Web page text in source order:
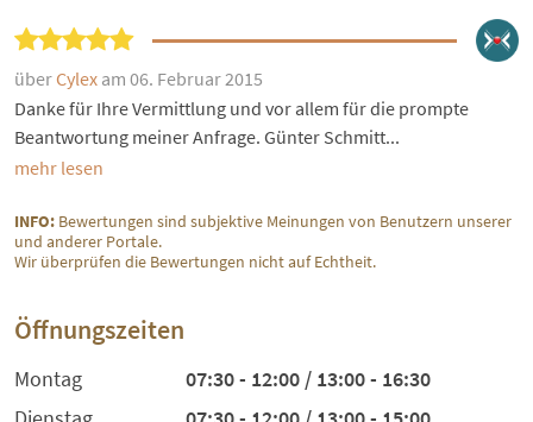
über Cylex am 06. Februar 2015
Danke für Ihre Vermittlung und vor allem für die prompte
Beantwortung meiner Anfrage. Günter Schmitt...
mehr lesen
INFO: Bewertungen sind subjektive Meinungen von Benutzern unserer
und anderer Portale.
Wir überprüfen die Bewertungen nicht auf Echtheit.
Öffnungszeiten
Montag
07:30 - 12:00 / 13:00 - 16:30